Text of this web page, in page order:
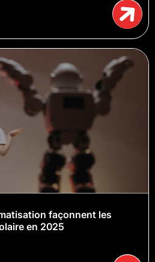
façonnent les
en 2025